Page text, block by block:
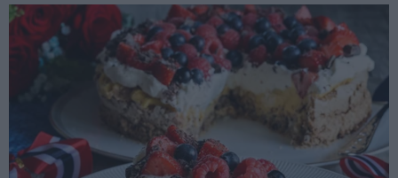
Hopp
hovedinnhold